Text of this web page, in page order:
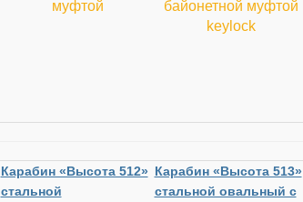
Карабин «Высота 512»
стальной
Карабин «Высота 513»
стальной овальный с